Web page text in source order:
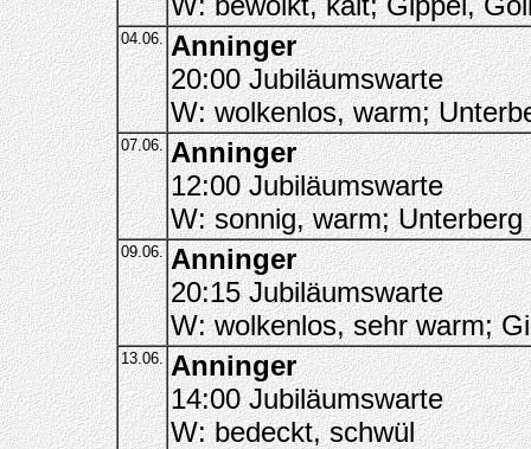
04.06. Anninger
20:00 Jubiläumswarte
W: wolkenlos, warm;
07.06. Anninger
12:00 Jubiläumswarte
W: sonnig, warm;
09.06. Anninger
20:15 Jubiläumswarte
W: wolkenlos, sehr warm;
13.06. Anninger
14:00 Jubiläumswarte
W: bedeckt, schwül